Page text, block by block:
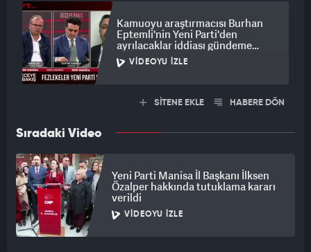
Kamuoyu araştırmacısı Burhan
Eptemli'nin Yeni Parti'den
ayrılacaklar iddiası gündeme
bomba gibi düştü
VIDEOYU İZLE
SİTENE EKLE HABERE DÖN
Sıradaki Video
Yeni Parti Manisa İl Başkanı İlksen
Özalper hakkında tutuklama kararı
verildi
VIDEOYU İZLE